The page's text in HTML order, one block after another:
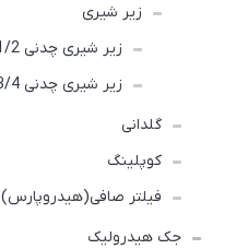
زیر شیری
زیر شیری چدنی 1/2
زیر شیری چدنی 3/4
گلدانی
کوپلینگ
فیلتر صافی(هیدروپارس)
جک هیدرولیک